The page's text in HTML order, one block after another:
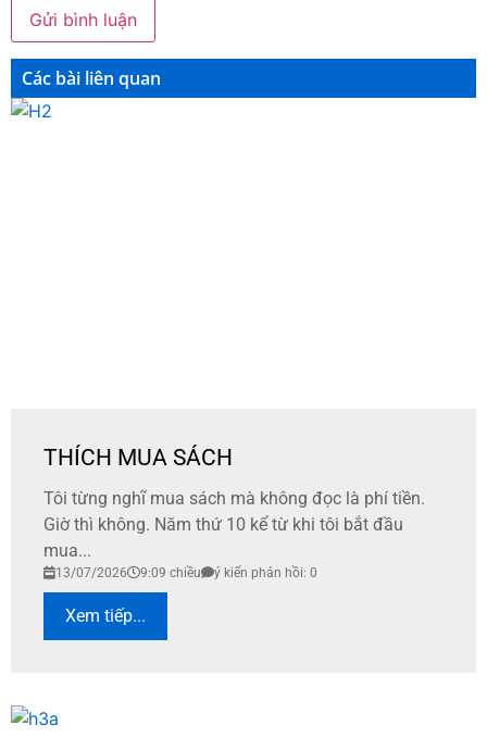
Các bài liên quan
THÍCH MUA SÁCH
Tôi từng nghĩ mua sách mà không đọc là phí tiền.
Giờ thì không. Năm thứ 10 kể từ khi tôi bắt đầu
mua...
13/07/2026 9:09 chiều ý kiến phản hồi: 0
Xem tiếp...